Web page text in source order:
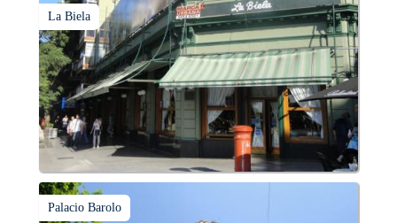
La Biela
Palacio Barolo